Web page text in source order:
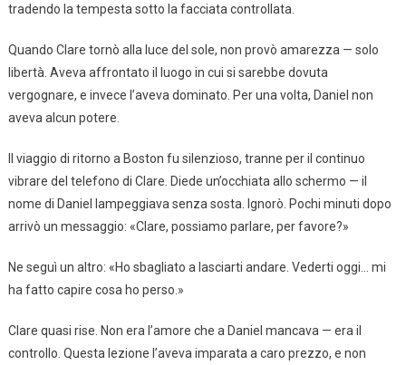
tradendo la tempesta sotto la facciata controllata.
Quando Clare tornò alla luce del sole, non provò amarezza — solo
libertà. Aveva affrontato il luogo in cui si sarebbe dovuta
vergognare, e invece l’aveva dominato. Per una volta, Daniel non
aveva alcun potere.
Il viaggio di ritorno a Boston fu silenzioso, tranne per il continuo
vibrare del telefono di Clare. Diede un’occhiata allo schermo — il
nome di Daniel lampeggiava senza sosta. Ignorò. Pochi minuti dopo
arrivò un messaggio: «Clare, possiamo parlare, per favore?»
Ne seguì un altro: «Ho sbagliato a lasciarti andare. Vederti oggi… mi
ha fatto capire cosa ho perso.»
Clare quasi rise. Non era l’amore che a Daniel mancava — era il
controllo. Questa lezione l’aveva imparata a caro prezzo, e non